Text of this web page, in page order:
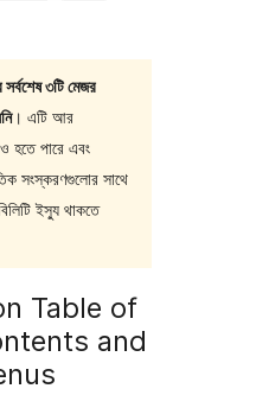
সর্বশেষ ৩টি মেজর
। এটি আর
হতে পারে এবং
সংস্করণগুলোর সাথে
ইস্যু থাকতে
Table of
and